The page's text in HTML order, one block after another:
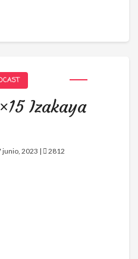
Izakaya
junio, 2023 | 2812